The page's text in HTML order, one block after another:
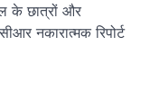
के छात्रों और
नकारात्मक रिपोर्ट